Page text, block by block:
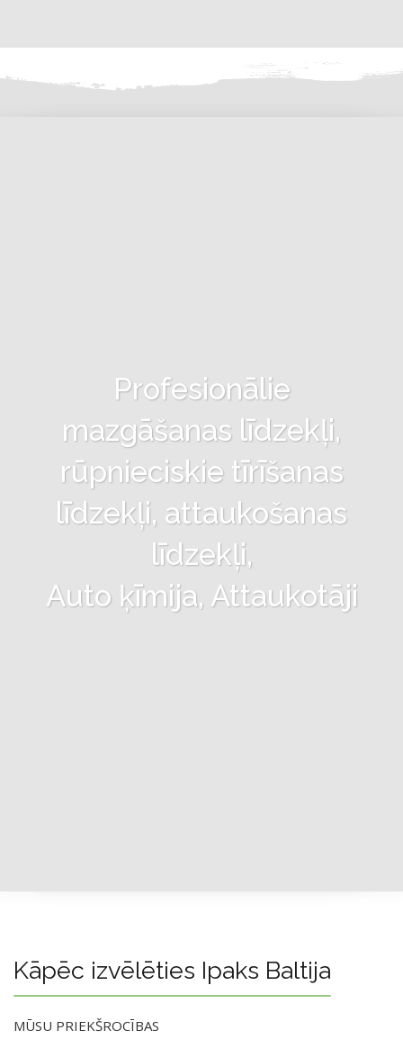
Profesionālie
mazgāšanas līdzekļi,
rūpnieciskie tīrīšanas
līdzekļi, attaukošanas
līdzekļi,
Auto ķīmija, Attaukotāji
Kāpēc izvēlēties Ipaks Baltija
MŪSU PRIEKŠROCĪBAS